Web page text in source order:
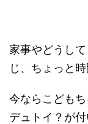
家事やどうし
じ、 ちょっと時
今ならこども
デュトイ？が